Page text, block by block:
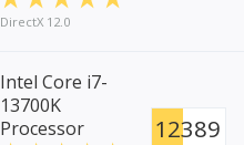
DirectX 12.0
Intel Core i7-
13700K
Processor
12389